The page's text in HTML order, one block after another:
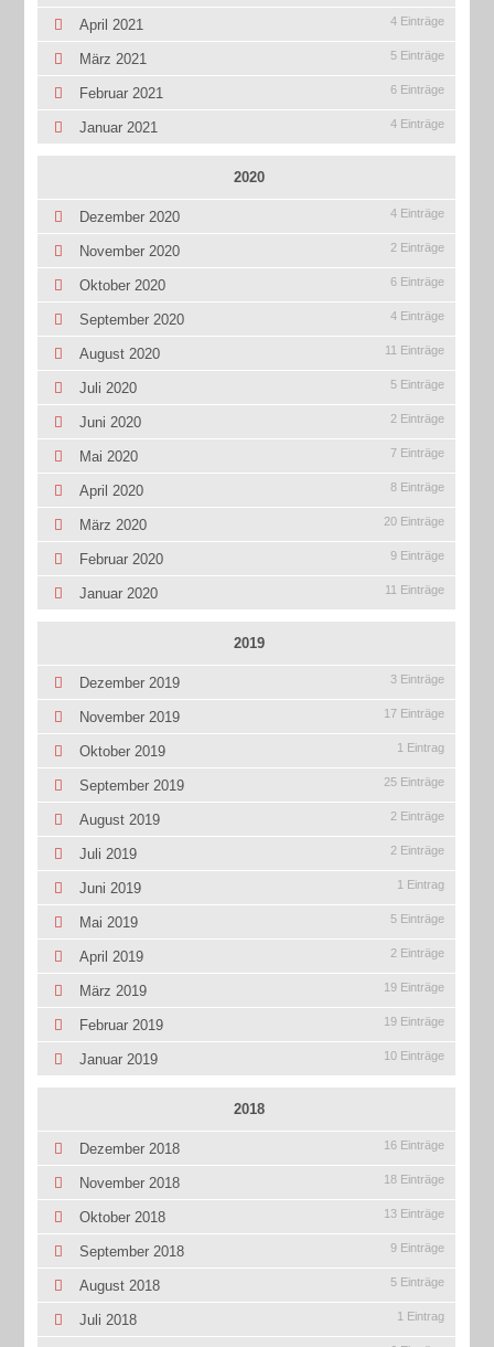
April 2021 4 Einträge
März 2021 5 Einträge
Februar 2021 6 Einträge
Januar 2021 4 Einträge
2020
Dezember 2020 4 Einträge
November 2020 2 Einträge
Oktober 2020 6 Einträge
September 2020 4 Einträge
August 2020 11 Einträge
Juli 2020 5 Einträge
Juni 2020 2 Einträge
Mai 2020 7 Einträge
April 2020 8 Einträge
März 2020 20 Einträge
Februar 2020 9 Einträge
Januar 2020 11 Einträge
2019
Dezember 2019 3 Einträge
November 2019 17 Einträge
Oktober 2019 1 Eintrag
September 2019 25 Einträge
August 2019 2 Einträge
Juli 2019 2 Einträge
Juni 2019 1 Eintrag
Mai 2019 5 Einträge
April 2019 2 Einträge
März 2019 19 Einträge
Februar 2019 19 Einträge
Januar 2019 10 Einträge
2018
Dezember 2018 16 Einträge
November 2018 18 Einträge
Oktober 2018 13 Einträge
September 2018 9 Einträge
August 2018 5 Einträge
Juli 2018 1 Eintrag